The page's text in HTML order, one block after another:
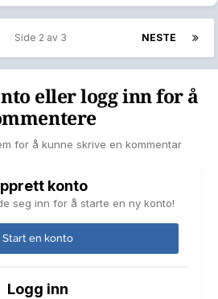
NESTE
Side 2 av 3
eller logg inn for å
for å kunne skrive en kommentar
konto
seg inn for å starte en ny konto!
Start en konto
Logg inn